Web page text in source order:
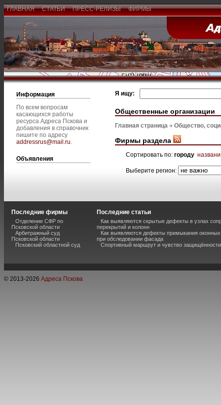
ГЛАВНАЯ СТАТЬИ ПРЕСС-РЕЛИЗЫ ФИРМЫ
Информация
По всем вопросам
касающихся работы
ресурса Адреса Пскова и
добавления в справочник
пишите по адресу
addressrus@mail.ru.
Объявления
Я ищу:
Общественные организации
Главная страница Общество,
Фирмы раздела
Сортировать по: городу
Выберите регион:
Последние фирмы
Отделение СФР по
Псковской области
Арбитражный суд
Псковской области
Псковский областной суд
Последние статьи
Как выявляются скрытые дефекты в узлах
перекрытий и колонн
Как выявляются дефекты примыкания
при обследовании фасада
Спортивный маршрут и чувство защищённости
© 2013-2026 Адреса Пскова